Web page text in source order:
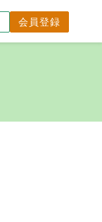
会員登録